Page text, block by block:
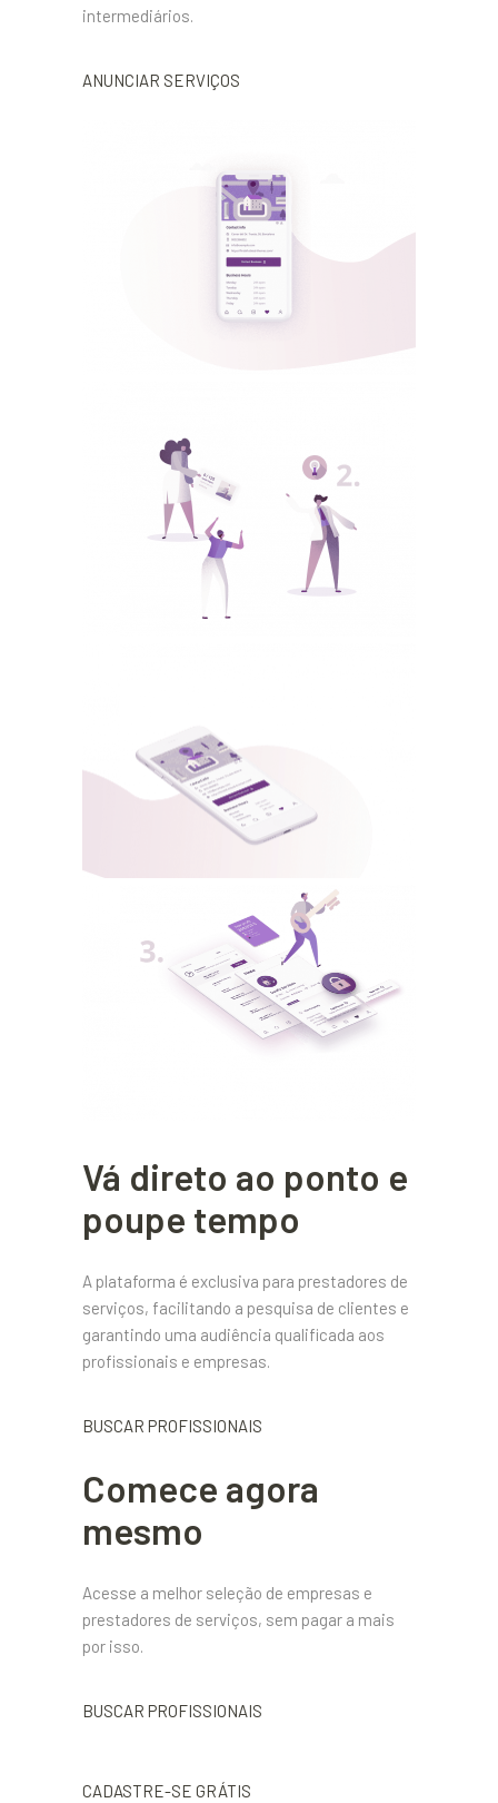
intermediários.
ANUNCIAR SERVIÇOS
Vá direto ao ponto e
poupe tempo
A plataforma é exclusiva para prestadores de
serviços, facilitando a pesquisa de clientes e
garantindo uma audiência qualificada aos
profissionais e empresas.
BUSCAR PROFISSIONAIS
Comece agora
mesmo
Acesse a melhor seleção de empresas e
prestadores de serviços, sem pagar a mais
por isso.
BUSCAR PROFISSIONAIS
CADASTRE-SE GRÁTIS